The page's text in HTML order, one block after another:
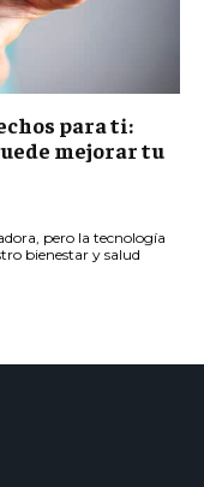
para ti:
mejorar tu
pero la tecnología
bienestar y salud